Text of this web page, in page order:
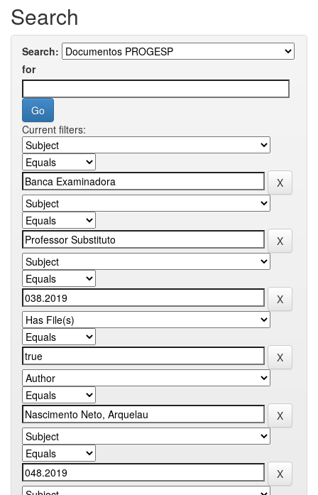
Search
Search:
for
Current filters: